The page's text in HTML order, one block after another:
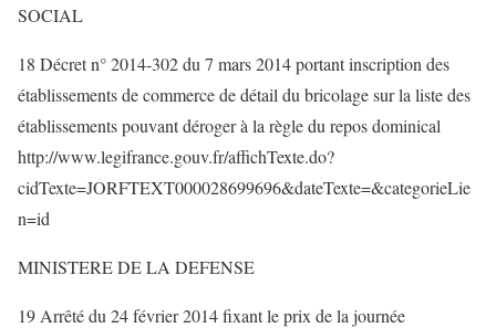
SOCIAL
18 Décret n° 2014-302 du 7 mars 2014 portant inscription des
établissements de commerce de détail du bricolage sur la liste des
établissements pouvant déroger à la règle du repos dominical
http://www.legifrance.gouv.fr/affichTexte.do?
cidTexte=JORFTEXT000028699696&dateTexte=&categorieLie
n=id
MINISTERE DE LA DEFENSE
19 Arrêté du 24 février 2014 fixant le prix de la journée